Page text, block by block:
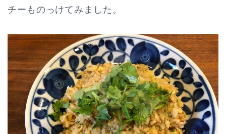
チーものっけてみました。